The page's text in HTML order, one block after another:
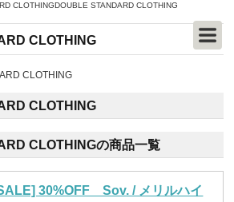
CLOTHINGDOUBLE STANDARD CLOTHING
CLOTHING
CLOTHING
CLOTHING
CLOTHINGの商品一覧
30%OFF Sov. / メリルハイ